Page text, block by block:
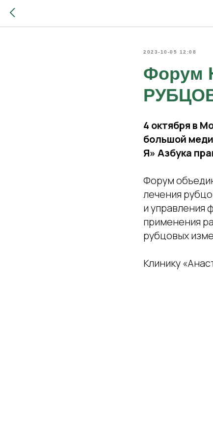
2023-10-05 12:08
Форум
4 октября в
большой
Я» Азбука
Форум
лечения
и управления
применения
рубцовых
Клинику